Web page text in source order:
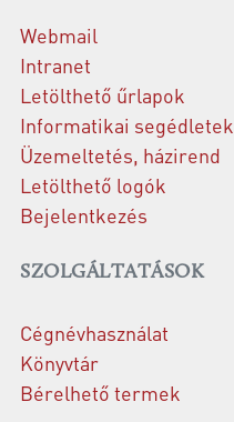
Webmail
Intranet
Letölthető űrlapok
Informatikai segédletek
Üzemeltetés, házirend
Letölthető logók
Bejelentkezés
SZOLGÁLTATÁSOK
Cégnévhasználat
Könyvtár
Bérelhető termek